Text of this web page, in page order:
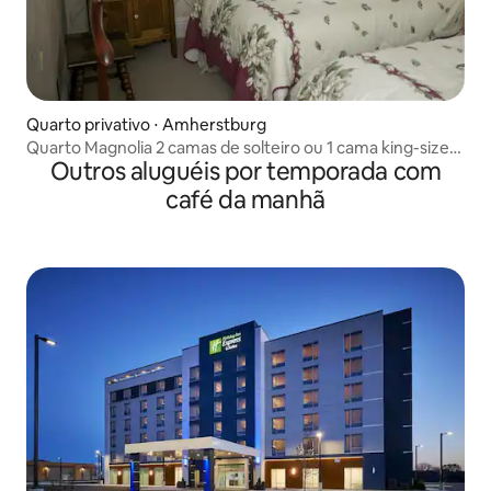
Quarto privativo ⋅ Amherstburg
Quarto Magnolia 2 camas de solteiro ou 1 cama king-size
com banheiro privativo
Outros aluguéis por temporada com
café da manhã